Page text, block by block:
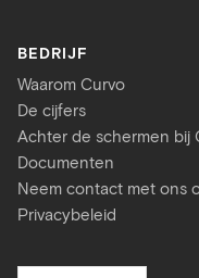
BEDRIJF
Waarom Curvo
De cijfers
Achter de schermen bij
Documenten
Neem contact met ons
Privacybeleid